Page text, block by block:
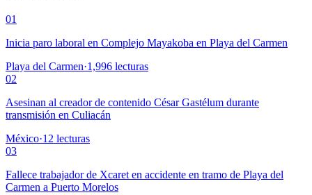
01
Inicia paro laboral en Complejo Mayakoba en Playa del Carmen
Playa del Carmen·1,996 lecturas
02
Asesinan al creador de contenido César Gastélum durante
transmisión en Culiacán
México·12 lecturas
03
Fallece trabajador de Xcaret en accidente en tramo de Playa del
Carmen a Puerto Morelos